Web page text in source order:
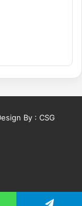
By : CSG